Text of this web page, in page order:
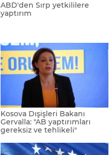
ABD'den Sırp yetkililere
yaptırım
Kosova Dışişleri Bakanı
Gervalla: "AB yaptırımları
gereksiz ve tehlikeli"